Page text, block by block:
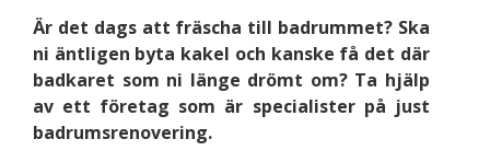
Är det dags att fräscha till badrummet? Ska
ni äntligen byta kakel och kanske få det där
badkaret som ni länge drömt om? Ta hjälp
av ett företag som är specialister på just
badrumsrenovering.